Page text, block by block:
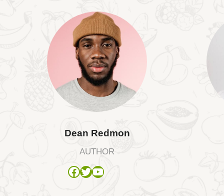
Dean Redmon
AUTHOR
Facebook Twitter YouTube